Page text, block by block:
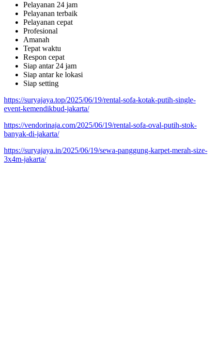
Pelayanan 24 jam
Pelayanan terbaik
Pelayanan cepat
Profesional
Amanah
Tepat waktu
Respon cepat
Siap antar 24 jam
Siap antar ke lokasi
Siap setting
https://suryajaya.top/2025/06/19/rental-sofa-kotak-putih-single-
event-kemendikbud-jakarta/
https://vendorinaja.com/2025/06/19/rental-sofa-oval-putih-stok-
banyak-di-jakarta/
https://suryajaya.in/2025/06/19/sewa-panggung-karpet-merah-size-
3x4m-jakarta/